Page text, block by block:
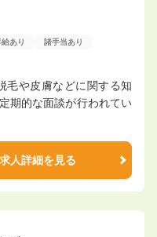
給あり 諸手当あり
毛や皮膚などに関する知
期的な面談が行われてい
求人詳細を見る